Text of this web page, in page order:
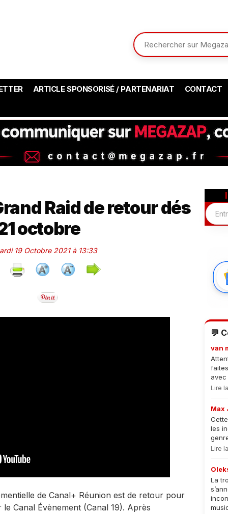
ARTICLE SPONSORISÉ / PARTENARIAT CONTACT
Raid de retour dés
octobre
19 Octobre 2021 à 13:33
de Canal+ Réunion est de retour pour
Canal Évènement (Canal 19). Après
💬
van
avec
Lire
Max
les
Lire
La